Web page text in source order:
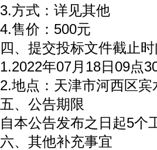
3.方式：详见其他
4.售价：500元
四、提交投标文件截止
1.2022年07月18日09点
2.地点：天津市河西区
五、公告期限
自本公告发布之日起5个
六、其他补充事宜